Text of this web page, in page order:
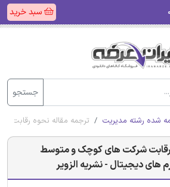
سبد خرید
جستجو
شده رشته مدیریت ترجمه مقاله نحوه رقابت
رقابت شرکت های کوچک و متوسط
های دیجیتال - نشریه الزویر